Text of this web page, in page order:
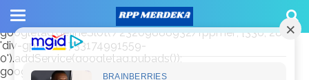
window.googletag = window.googletag || {cmd: []};
googletag.cmd.push(function() {
googletag.defineSlot('/23209888932/rppmer', [336, 280],
'div-gpt-ad-1733174991559-
0').addService(googletag.pubads());
googletag.pubads().enableSingleRequest();